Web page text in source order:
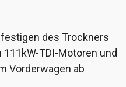
des Trockners
111kW-TDI-Motoren und
Vorderwagen ab